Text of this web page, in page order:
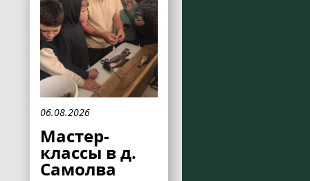
06.08.2026
Мастер-
классы в д.
Самолва